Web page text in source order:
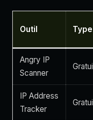
Outil Type
Angry IP
Scanner
IP Address
Tracker